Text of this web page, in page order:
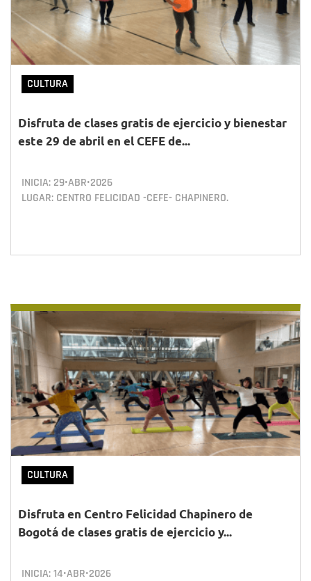
CULTURA
Disfruta de clases gratis de ejercicio y bienestar
este 29 de abril en el CEFE de...
INICIA: 29•ABR•2026
LUGAR: CENTRO FELICIDAD -CEFE- CHAPINERO.
CULTURA
Disfruta en Centro Felicidad Chapinero de
Bogotá de clases gratis de ejercicio y...
INICIA:14•ABR•2026